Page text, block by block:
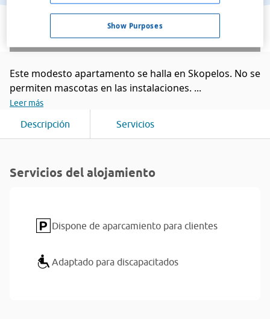
Este modesto apartamento se halla en Skopelos. No se
permiten mascotas en las instalaciones. ...
Leer más
Descripción Servicios
Servicios del alojamiento
Dispone de aparcamiento para clientes
Adaptado para discapacitados
Show Purposes